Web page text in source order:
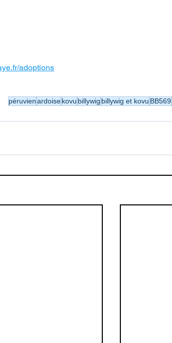
adoptions
péruvienardoisekovu billywig billywig et kovu BB569